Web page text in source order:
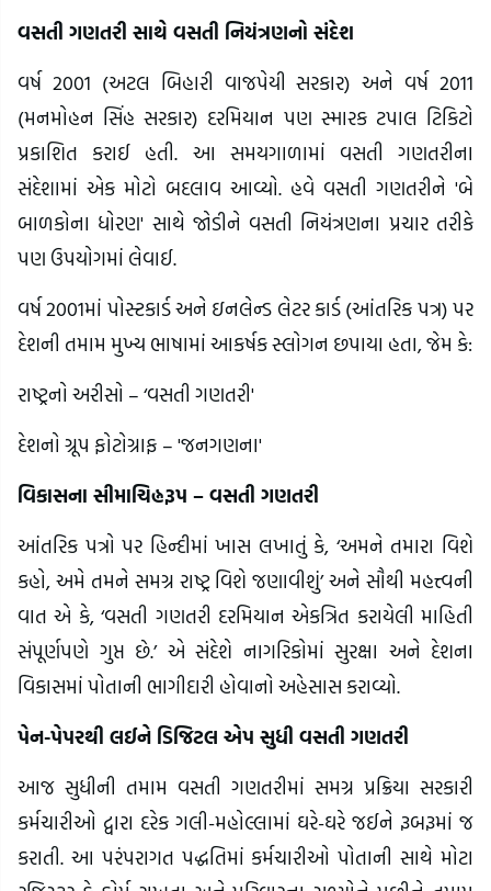
વસતી ગણતરી સાથે વસતી નિયંત્રણનો સંદેશ
વર્ષ 2001 (અટલ બિહારી વાજપેયી સરકાર) અને વર્ષ 2011
(મનમોહન સિંહ સરકાર) દરમિયાન પણ સ્મારક ટપાલ ટિકિટો
પ્રકાશિત કરાઈ હતી. આ સમયગાળામાં વસતી ગણતરીના
સંદેશામાં એક મોટો બદલાવ આવ્યો. હવે વસતી ગણતરીને 'બે
બાળકોના ધોરણ' સાથે જોડીને વસતી નિયંત્રણના પ્રચાર તરીકે
પણ ઉપયોગમાં લેવાઈ.
વર્ષ 2001માં પોસ્ટકાર્ડ અને ઇનલેન્ડ લેટર કાર્ડ (આંતરિક પત્ર) પર
દેશની તમામ મુખ્ય ભાષામાં આકર્ષક સ્લોગન છપાયા હતા, જેમ કે:
રાષ્ટ્રનો અરીસો – ‘વસતી ગણતરી'
દેશનો ગ્રૂપ ફોટોગ્રાફ – 'જનગણના'
વિકાસના સીમાચિહ્નરૂપ – વસતી ગણતરી
આંતરિક પત્રો પર હિન્દીમાં ખાસ લખાતું કે, ‘અમને તમારા વિશે
કહો, અમે તમને સમગ્ર રાષ્ટ્ર વિશે જણાવીશું’ અને સૌથી મહત્ત્વની
વાત એ કે, ‘વસતી ગણતરી દરમિયાન એકત્રિત કરાયેલી માહિતી
સંપૂર્ણપણે ગુપ્ત છે.’ એ સંદેશે નાગરિકોમાં સુરક્ષા અને દેશના
વિકાસમાં પોતાની ભાગીદારી હોવાનો અહેસાસ કરાવ્યો.
પેન-પેપરથી લઈને ડિજિટલ એપ સુધી વસતી ગણતરી
આજ સુધીની તમામ વસતી ગણતરીમાં સમગ્ર પ્રક્રિયા સરકારી
કર્મચારીઓ દ્વારા દરેક ગલી-મહોલ્લામાં ઘરે-ઘરે જઈને રૂબરૂમાં જ
કરાતી. આ પરંપરાગત પદ્ધતિમાં કર્મચારીઓ પોતાની સાથે મોટા